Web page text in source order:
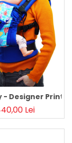
Baby
- Designer Print
Lei